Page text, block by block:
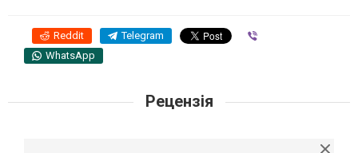
Reddit Telegram
WhatsApp
Рецензія